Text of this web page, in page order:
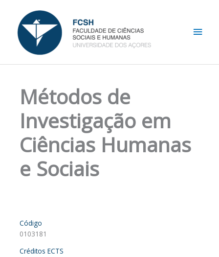
content
Métodos de
Investigação em
Ciências Humanas
e Sociais
Código
0103181
Créditos ECTS